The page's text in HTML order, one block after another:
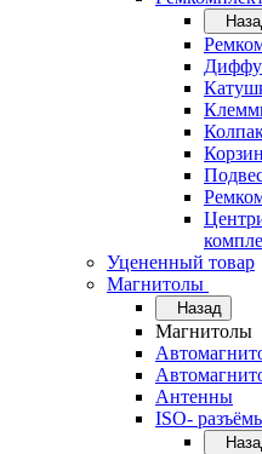
Уцененный товар
Магнитолы
Назад
Магнитолы
Антенны
ISO-